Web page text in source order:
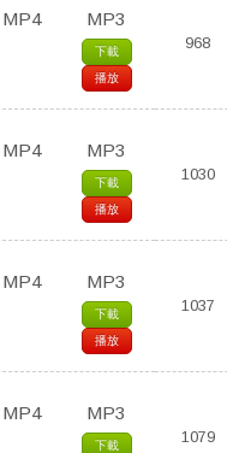
MP4 MP3
下載
播放
968
MP4 MP3
下載
播放
1030
MP4 MP3
下載
播放
1037
MP4 MP3
下載 1079